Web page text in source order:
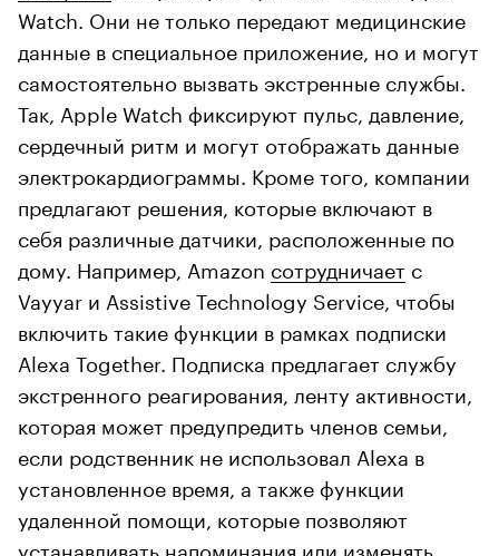
Watch. Они не только передают медицинские
данные в специальное приложение, но и могут
самостоятельно вызвать экстренные службы.
Так, Apple Watch фиксируют пульс, давление,
сердечный ритм и могут отображать данные
электрокардиограммы. Кроме того, компании
предлагают решения, которые включают в
себя различные датчики, расположенные по
дому. Например, Amazon сотрудничает с
Vayyar и Assistive Technology Service, чтобы
включить такие функции в рамках подписки
Alexa Together. Подписка предлагает службу
экстренного реагирования, ленту активности,
которая может предупредить членов семьи,
если родственник не использовал Alexa в
установленное время, а также функции
удаленной помощи, которые позволяют
устанавливать напоминания или изменять